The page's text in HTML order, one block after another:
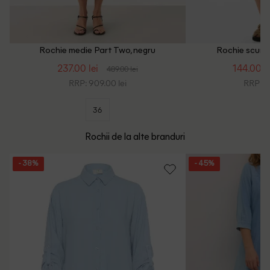
Rochie medie Part Two, negru
237.00 lei 489.00 lei
RRP: 909.00 lei
36
Rochie
144.00
RRP:
Rochii de la alte branduri
- 38% - 45%